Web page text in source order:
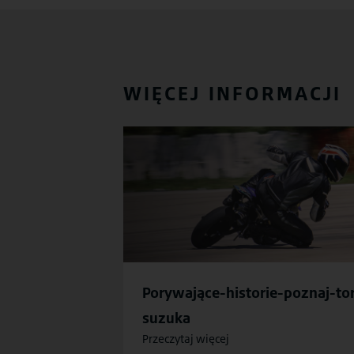
WIĘCEJ INFORMACJI
Porywające-historie-poznaj-
suzuka
Przeczytaj więcej